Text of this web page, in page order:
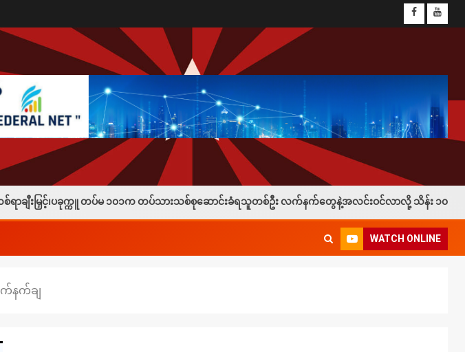
၀၁က တပ်သားသစ်စုဆောင်းခံရသူတစ်ဦး လက်နက်တွေနဲ့အလင်းဝင်လာလို့ သိန်း ၁၀၀နဲ့ ဖုန်း ၁လုံးချီးမြှင့်
WATCH ONLINE
နက်ချ